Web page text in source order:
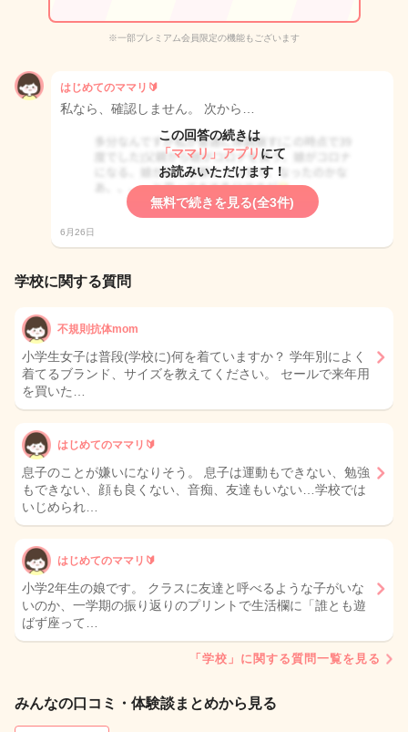
※一部プレミアム会員限定の機能もございます
はじめてのママリ🔰
私なら、確認しません。 次から…
この回答の続きは
「ママリ」アプリ にて
お読みいただけます！
無料で続きを見る(全3件)
6月26日
学校に関する質問
不規則抗体mom
小学生女子は普段(学校に)何を着ていますか？ 学年別によく
着てるブランド、サイズを教えてください。 セールで来年用
を買いた…
はじめてのママリ🔰
息子のことが嫌いになりそう。 息子は運動もできない、勉強
もできない、顔も良くない、音痴、友達もいない…学校では
いじめられ…
はじめてのママリ🔰
小学2年生の娘です。 クラスに友達と呼べるような子がいな
いのか、一学期の振り返りのプリントで生活欄に「誰とも遊
ばず座って…
「学校」に関する質問一覧を見る
みんなの口コミ・体験談まとめから見る